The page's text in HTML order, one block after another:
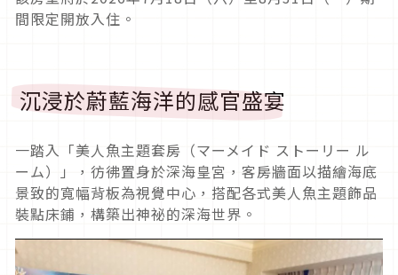
間限定開放入住。
沉浸於蔚藍海洋的感官盛宴
一踏入「美人魚主題套房（マーメイド ストーリー ル
ーム）」，彷彿置身於深海皇宮，客房牆面以描繪海底
景致的寬幅背板為視覺中心，搭配各式美人魚主題飾品
裝點床鋪，構築出神祕的深海世界。